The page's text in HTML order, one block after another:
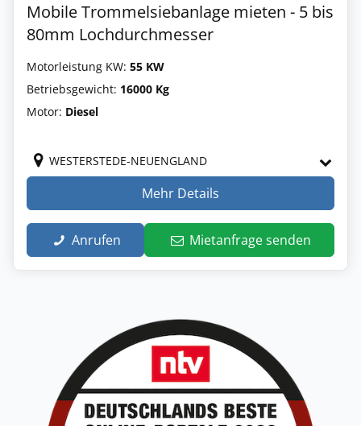
Mobile Trommelsiebanlage mieten - 5 bis
80mm Lochdurchmesser
Motorleistung KW: 55 KW
Betriebsgewicht: 16000 Kg
Motor: Diesel
WESTERSTEDE-NEUENGLAND
Mehr Details
Anrufen Mietanfrage senden